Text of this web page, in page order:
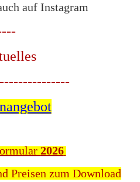
auf Instagram
2026
Preisen zum Download